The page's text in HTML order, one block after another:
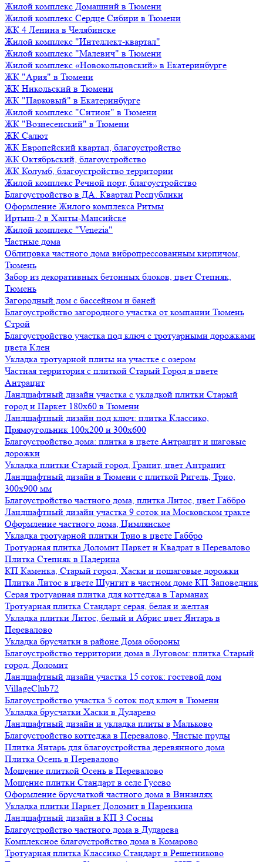
Жилой комплекс Домашний в Тюмени
Жилой комплекс Сердце Сибири в Тюмени
ЖК 4 Ленина в Челябинске
Жилой комплекс "Интеллект-квартал"
Жилой комплекс "Малевич" в Тюмени
Жилой комплекс «Новокольцовский» в Екатеринбурге
ЖК "Ария" в Тюмени
ЖК Никольский в Тюмени
ЖК "Парковый" в Екатеринбурге
Жилой комплекс "Ситион" в Тюмени
ЖК "Вознесенский" в Тюмени
ЖК Салют
ЖК Европейский квартал, благоустройство
ЖК Октябрьский, благоустройство
ЖК Колумб, благоустройство территории
Жилой комплекс Речной порт, благоустройство
Благоустройство в ДА. Квартал Республики
Оформление Жилого комплекса Ритмы
Иртыш-2 в Ханты-Мансийске
Жилой комплекс "Venezia"
Частные дома
Облицовка частного дома вибропрессованным кирпичом,
Тюмень
Забор из декоративных бетонных блоков, цвет Степняк,
Тюмень
Загородный дом с бассейном и баней
Благоустройство загородного участка от компании Тюмень
Строй
Благоустройство участка под ключ с тротуарными дорожками
цвета Клен
Укладка тротуарной плиты на участке с озером
Частная территория с плиткой Старый Город в цвете
Антрацит
Ландшафтный дизайн участка с укладкой плитки Старый
город и Паркет 180х60 в Тюмени
Ландшафтный дизайн под ключ: плитка Классико,
Прямоугольник 100х200 и 300х600
Благоустройство дома: плитка в цвете Антрацит и шаговые
дорожки
Укладка плитки Старый город, Гранит, цвет Антрацит
Ландшафтный дизайн в Тюмени с плиткой Ригель, Трио,
300х900 мм
Благоустройство частного дома, плитка Литос, цвет Габбро
Ландшафтный дизайн участка 9 соток на Московском тракте
Оформление частного дома, Цимлянское
Укладка тротуарной плитки Трио в цвете Габбро
Тротуарная плитка Доломит Паркет и Квадрат в Перевалово
Плитка Степняк в Падерина
КП Каменка, Старый город, Хаски и пошаговые дорожки
Плитка Литос в цвете Шунгит в частном доме КП Заповедник
Серая тротуарная плитка для коттеджа в Тарманах
Тротуарная плитка Стандарт серая, белая и желтая
Укладка плитки Литос, белый и Абрис цвет Янтарь в
Перевалово
Укладка брусчатки в районе Дома обороны
Благоустройство территории дома в Луговом: плитка Старый
город, Доломит
Ландшафтный дизайн участка 15 соток: гостевой дом
VillageClub72
Благоустройство участка 5 соток под ключ в Тюмени
Укладка брусчатки Хаски в Дударево
Ландшафтный дизайн и укладка плиты в Мальково
Благоустройство коттеджа в Перевалово, Чистые пруды
Плитка Янтарь для благоустройства деревянного дома
Плитка Осень в Перевалово
Мощение плиткой Осень в Перевалово
Мощение плитки Стандарт в селе Гусево
Оформление брусчаткой частного дома в Винзилях
Укладка плитки Паркет Доломит в Паренкина
Ландшафтный дизайн в КП 3 Сосны
Благоустройство частного дома в Дударева
Комплексное благоустройство дома в Комарово
Тротуарная плитка Классико Стандарт в Решетниково